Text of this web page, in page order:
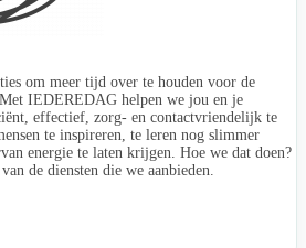
om meer tijd over te houden voor de
IEDEREDAG helpen we jou en je
effectief, zorg- en contactvriendelijk te
te inspireren, te leren nog slimmer
energie te laten krijgen. Hoe we dat doen?
de diensten die we aanbieden.